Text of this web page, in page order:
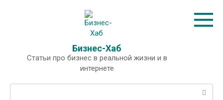
Бизнес-Хаб
Статьи про бизнес в реальной жизни и в
интернете